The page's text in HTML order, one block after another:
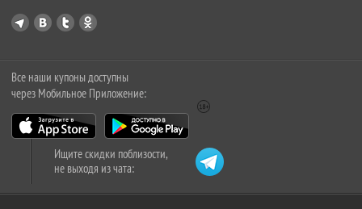
Все наши купоны доступны
через Мобильное Приложение:
Ищите скидки поблизости,
не выходя из чата: